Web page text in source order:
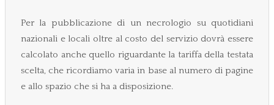
Per la pubblicazione di un necrologio su quotidiani
nazionali e locali oltre al costo del servizio dovrà essere
calcolato anche quello riguardante la tariffa della testata
scelta, che ricordiamo varia in base al numero di pagine
e allo spazio che si ha a disposizione.